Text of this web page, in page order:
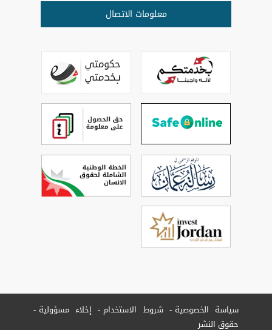
معلومات الاتصال
سياسة الخصوصية شروط الاستخدام
إخلاء مسؤولية
حقوق النشر